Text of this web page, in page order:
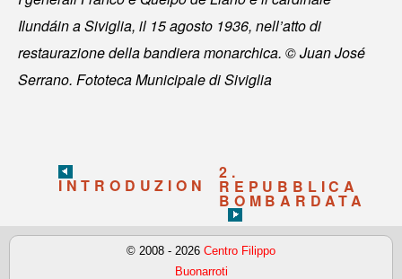
Ilundáin a Siviglia, il 15 agosto 1936, nell’atto di
restaurazione della bandiera monarchica. © Juan José
Serrano. Fototeca Municipale di Siviglia
INTRODUZIONE
2.
REPUBBLICA
BOMBARDATA
© 2008 - 2026 Centro Filippo
Buonarroti